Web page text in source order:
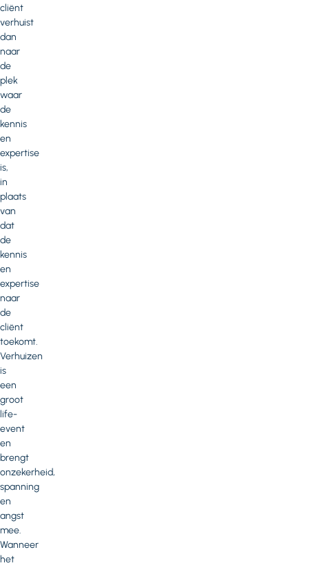
cliënt
verhuist
dan
naar
de
plek
waar
de
kennis
en
expertise
is,
in
plaats
van
dat
de
kennis
en
expertise
naar
de
cliënt
toekomt.
Verhuizen
is
een
groot
life-
event
en
brengt
onzekerheid,
spanning
en
angst
mee.
Wanneer
het